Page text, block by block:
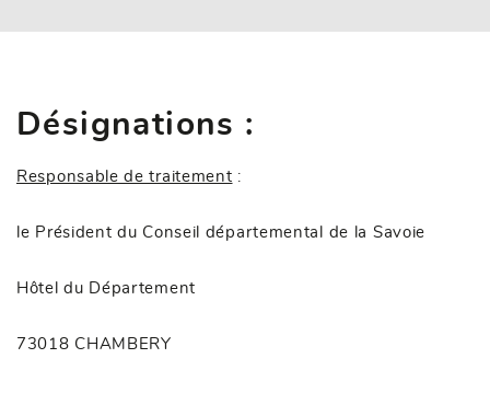
Désignations :
Responsable de traitement :
le Président du Conseil départemental de la Savoie
Hôtel du Département
73018 CHAMBERY